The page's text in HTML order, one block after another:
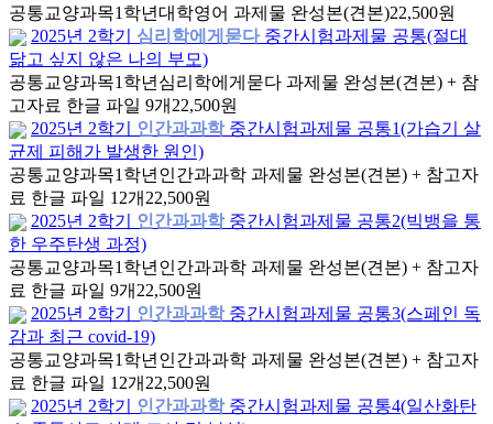
공통교양과목1학년대학영어 과제물 완성본(견본)22,500원
2025년 2학기
심리학에게묻다 중간시험과제물 공통(절대
닮고 싶지 않은 나의 부모)
공통교양과목1학년 심리학에게묻다 과제물 완성본(견본) + 참
고자료 한글 파일 9개 22,500원
2025년 2학기
인간과과학 중간시험과제물 공통1(가습기 살
균제 피해가 발생한 원인)
공통교양과목1학년 인간과과학 과제물 완성본(견본) + 참고자
료 한글 파일 12개 22,500원
2025년 2학기
인간과과학 중간시험과제물 공통2(빅뱅을 통
한 우주탄생 과정)
공통교양과목1학년 인간과과학 과제물 완성본(견본) + 참고자
료 한글 파일 9개 22,500원
2025년 2학기
인간과과학 중간시험과제물 공통3(스페인 독
감과 최근 covid-19)
공통교양과목1학년 인간과과학 과제물 완성본(견본) + 참고자
료 한글 파일 12개 22,500원
2025년 2학기
인간과과학 중간시험과제물 공통4(일산화탄